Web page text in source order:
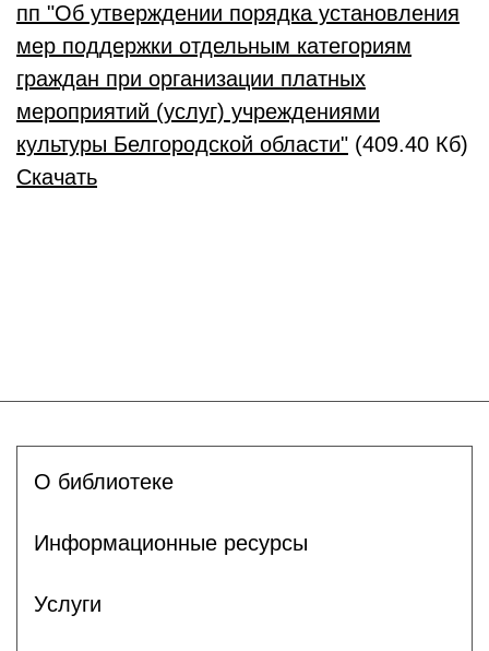
пп "Об утверждении порядка установления
мер поддержки отдельным категориям
граждан при организации платных
мероприятий (услуг) учреждениями
культуры Белгородской области" (409.40 Кб)
Скачать
О библиотеке
Информационные ресурсы
Услуги